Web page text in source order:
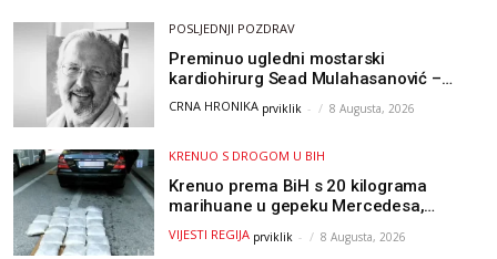
POSLJEDNJI POZDRAV
Preminuo ugledni mostarski
kardiohirurg Sead Mulahasanović –
kolege uputile emotivnu oproštajnu
CRNA HRONIKA prviklik - 8 Augusta, 2026
KRENUO S DROGOM U BIH
Krenuo prema BiH s 20 kilograma
marihuane u gepeku Mercedesa,
policija ga uhapsila na granici
VIJESTI REGIJA prviklik - 8 Augusta, 2026